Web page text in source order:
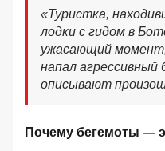
«Туристка,
лодки с гидом в
ужасающий момент,
напал
описывают
Почему бегемоты —